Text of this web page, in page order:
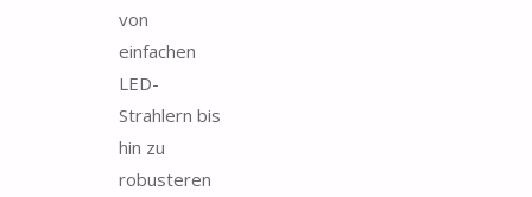
von
einfachen
LED-
Strahlern bis
hin zu
robusteren